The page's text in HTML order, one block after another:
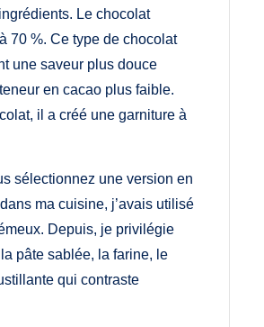
Le chocolat
70 %. Ce type de chocolat
une saveur plus douce
en cacao plus faible.
il a créé une garniture à
sélectionnez une version en
ma cuisine, j’avais utilisé
Depuis, je privilégie
pâte sablée, la farine, le
qui contraste